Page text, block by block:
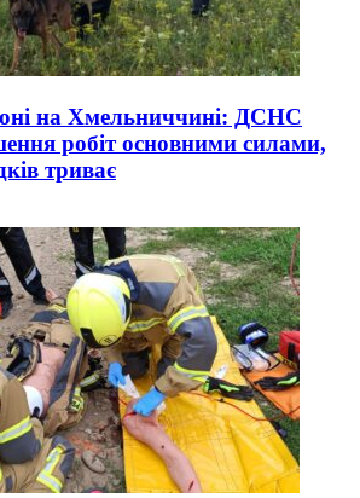
на Хмельниччині: ДСНС
робіт основними силами,
триває